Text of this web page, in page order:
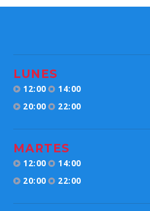
LUNES
12:00
14:00
20:00
22:00
MARTES
12:00
14:00
20:00
22:00